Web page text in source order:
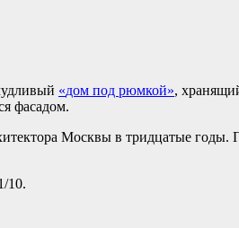
«дом под рюмкой»,
фасадом.
Москвы в тридцатые годы.
10.